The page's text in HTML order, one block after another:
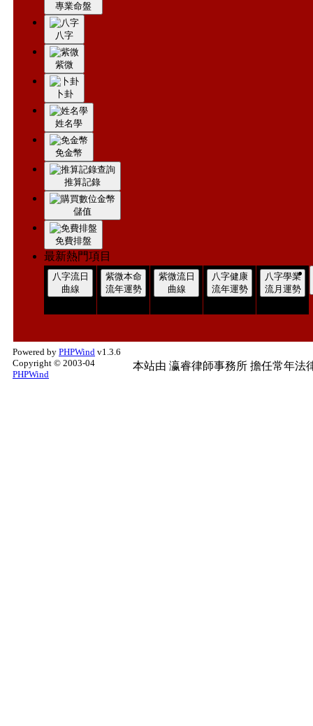
專業命盤
八字
紫微
卜卦
姓名學
免金幣
推算記錄
儲值
免費排盤
最新熱門項目
八字流日
曲線
紫微本命
流年運勢
紫微流日
曲線
八字健康
流年運勢
八字學業
流月運勢
Powered by PHPWind v1.3.6
Copyright © 2003-04
PHPWind
本站由 瀛睿律師事務所 擔任常年法